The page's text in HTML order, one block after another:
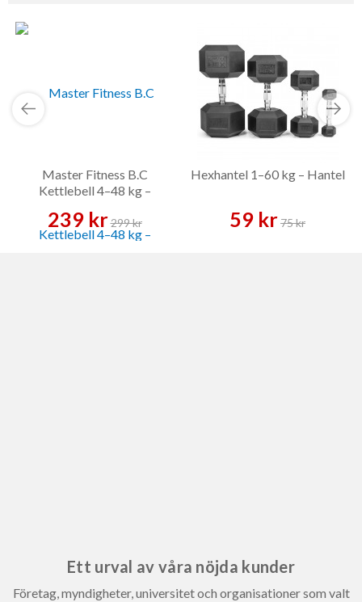
Master Fitness B.C
Kettlebell 4–48 kg –
239 kr299 kr
Hexhantel 1–60 kg – Hantel
59 kr75 kr
Ett urval av våra nöjda kunder
Företag, myndigheter, universitet och organisationer som valt